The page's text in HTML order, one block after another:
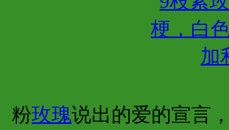
粉玫瑰说出的爱的宣言